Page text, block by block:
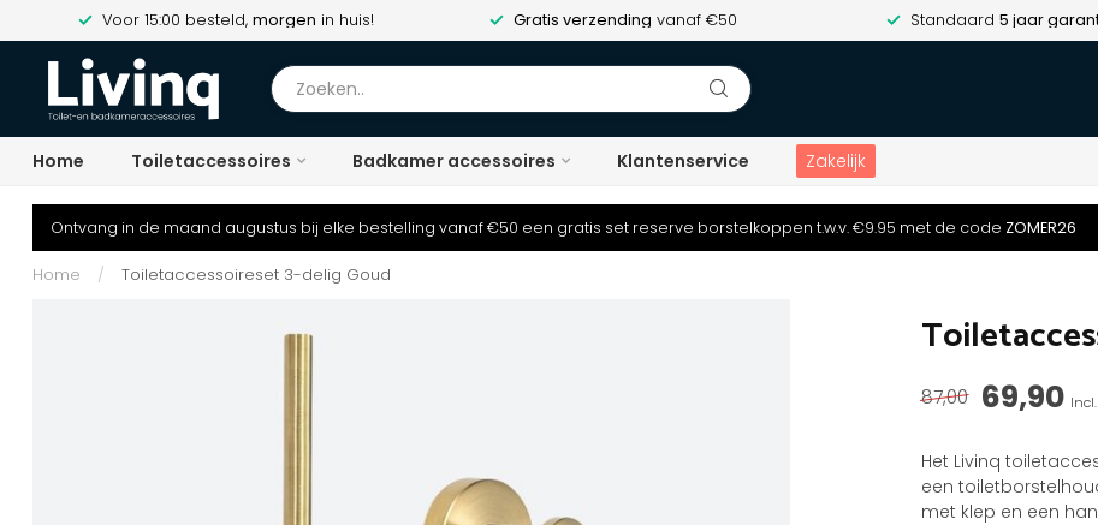
Voor 15:00 besteld, morgen in huis! Gratis verzending vanaf €50 Standaard 5 jaar
Home Toiletaccessoires Badkamer accessoires Klantenservice Zakelijk
Ontvang in de maand augustus bij elke bestelling vanaf €50 een gratis set reserve borstelkoppen t.w.v. €9.95 met de code ZOMER26
Home / Toiletaccessoireset 3-delig Goud
87,00 69,90
Het Livinq
een
met klep en een